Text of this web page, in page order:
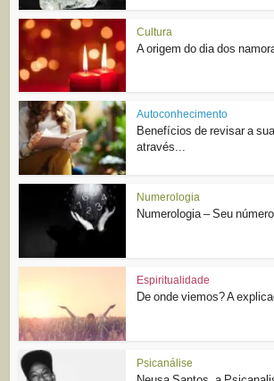
Cultura
A origem do dia dos
Autoconhecimento
Benefícios de revisar a
através...
Numerologia
Numerologia – Seu
Espiritualidade
De onde viemos? A
Psicanálise